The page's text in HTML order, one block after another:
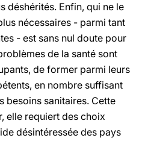
déshérités. Enfin, qui ne le
nécessaires - parmi tant
- est sans nul doute pour
de la santé sont
de former parmi leurs
en nombre suffisant
besoins sanitaires. Cette
elle requiert des choix
désintéressée des pays